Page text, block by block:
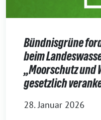
Bündnisgrüne
beim
„Moorschutz und
gesetzlich
28. Januar 2026